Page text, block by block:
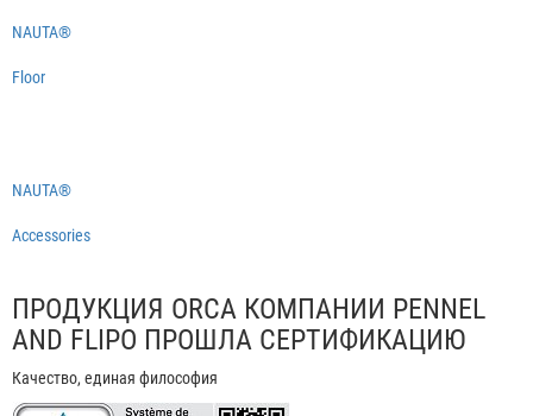
NAUTA®
Floor
NAUTA®
Accessories
ПРОДУКЦИЯ ORCA КОМПАНИИ PENNEL
AND FLIPO ПРОШЛА СЕРТИФИКАЦИЮ
Качество, единая философия